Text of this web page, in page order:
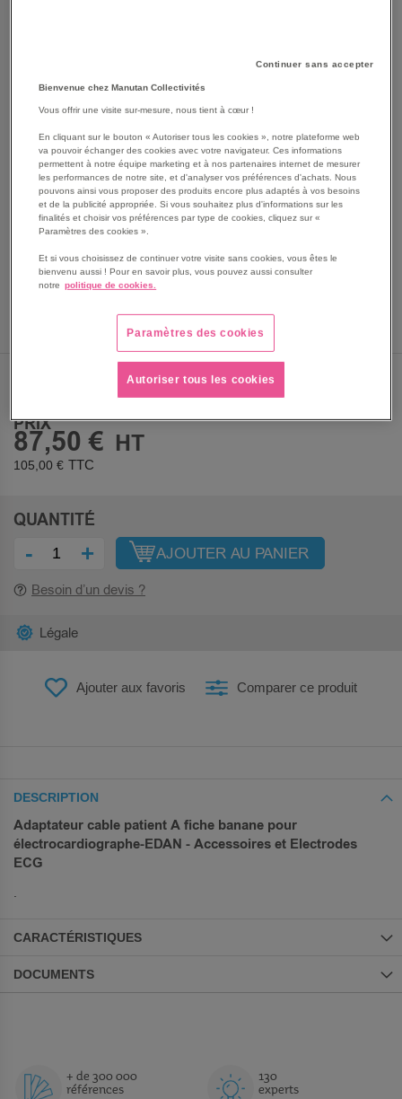
SKIP
BEGINNING
IMAGES
GALLERY
Les avantages
Adaptateur câble patient à fiche banane EDAN.
Adaptateur fiche banane.
Voir le descriptif complet
PRIX
87,50 €
105,00 €
QUANTITÉ
- + AJOUTER AU PANIER
Besoin d’un devis ?
Ajouter aux favoris Comparer ce produit
Légale
DESCRIPTION
Adaptateur cable patient A fiche banane pour
électrocardiographe-EDAN - Accessoires et Electrodes
ECG
CARACTÉRISTIQUES
DOCUMENTS
+ de 300 000
références
130
experts
Continuer sans accepter
Bienvenue chez Manutan Collectivités
Vous offrir une visite sur-mesure, nous tient à cœur !
En cliquant sur le bouton « Autoriser tous les cookies », notre plateforme web
va pouvoir échanger des cookies avec votre navigateur. Ces informations
permettent à notre équipe marketing et à nos partenaires internet de mesurer
les performances de notre site, et d'analyser vos préférences d'achats. Nous
pouvons ainsi vous proposer des produits encore plus adaptés à vos besoins
et de la publicité appropriée. Si vous souhaitez plus d'informations sur les
finalités et choisir vos préférences par type de cookies, cliquez sur «
Paramètres des cookies ».
Et si vous choisissez de continuer votre visite sans cookies, vous êtes le
bienvenu aussi ! Pour en savoir plus, vous pouvez aussi consulter
notre politique de cookies.
Paramètres des cookies
Autoriser tous les cookies